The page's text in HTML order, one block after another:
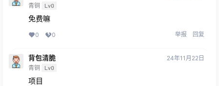
青铜 Lv0
免费嘛
0 0 举报 回复
背包清脆
青铜 Lv0
24年11月22日
项目